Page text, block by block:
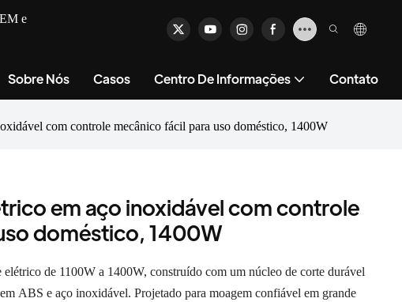
e
Sobre Nós Casos Centro De Informações Contato
com controle mecânico fácil para uso doméstico, 1400W
em aço inoxidável com controle
doméstico, 1400W
de 1100W a 1400W, construído com um núcleo de corte durável
ABS e aço inoxidável. Projetado para moagem confiável em grande